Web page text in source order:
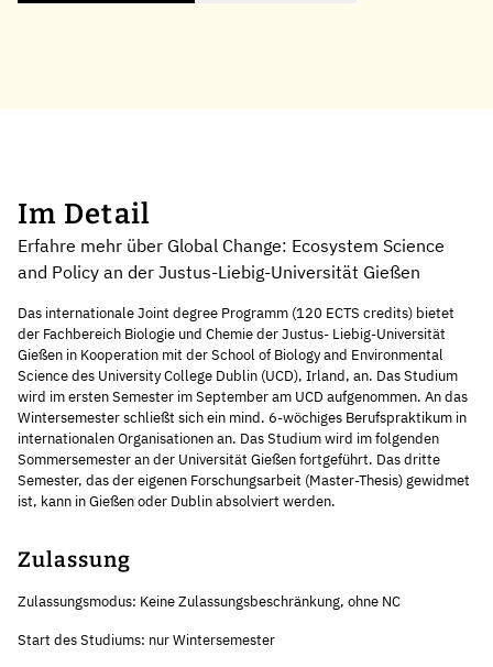
Im Detail
Erfahre mehr über Global Change: Ecosystem Science
and Policy an der Justus-Liebig-Universität Gießen
Das internationale Joint degree Programm (120 ECTS credits) bietet
der Fachbereich Biologie und Chemie der Justus- Liebig-Universität
Gießen in Kooperation mit der School of Biology and Environmental
Science des University College Dublin (UCD), Irland, an. Das Studium
wird im ersten Semester im September am UCD aufgenommen. An das
Wintersemester schließt sich ein mind. 6-wöchiges Berufspraktikum in
internationalen Organisationen an. Das Studium wird im folgenden
Sommersemester an der Universität Gießen fortgeführt. Das dritte
Semester, das der eigenen Forschungsarbeit (Master-Thesis) gewidmet
ist, kann in Gießen oder Dublin absolviert werden.
Zulassung
Zulassungsmodus: Keine Zulassungsbeschränkung, ohne NC
Start des Studiums: nur Wintersemester